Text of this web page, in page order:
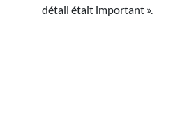
détail était important ».